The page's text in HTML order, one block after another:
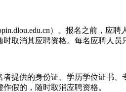
）。报名之前，应
取消其应聘资格。每名应聘人员
提供的身份证、学历学位证书
假的，随时取消应聘资格。